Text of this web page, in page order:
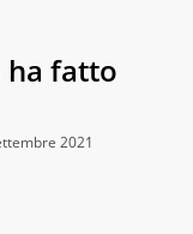
ha fatto
2021